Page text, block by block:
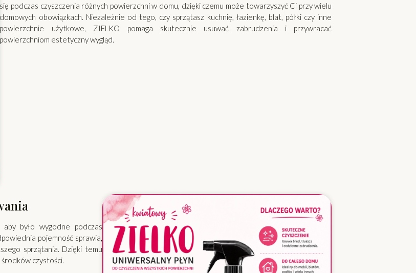
się podczas czyszczenia różnych powierzchni w domu, dzięki czemu może towarzyszyć Ci przy wielu
domowych obowiązkach. Niezależnie od tego, czy sprzątasz kuchnię, łazienkę, blat, półki czy inne
powierzchnie użytkowe, ZIELKO pomaga skutecznie usuwać zabrudzenia i przywracać
powierzchniom estetyczny wygląd.
było wygodne podczas
pojemność sprawia,
sprzątania. Dzięki temu
czystości.